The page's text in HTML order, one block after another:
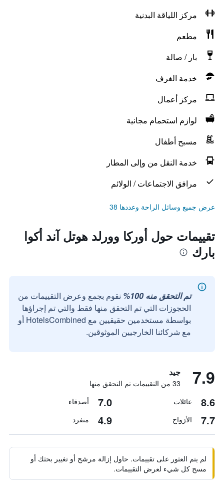
مركز اللياقة البدنية
مطعم
بار / صالة
خدمة الغرف
مركز أعمال
لوازم استحمام مجانية
مسبح أطفال
خدمة النقل من وإلى المطار
مرافق الاجتماعات / الولائم
عرض جميع وسائل الراحة وعددها 38
تقييمات حول أوركا وورلد هوتل آند أكوا
بارك
تم التحقق منه 100%
نقوم بجمع وعرض التقييمات من
الحجوزات التي تم التحقق منها فقط والتي تم إجراؤها
بواسطة مستخدمين حقيقيين مع HotelsCombined أو
مع شركائنا الخارجيين الموثوقين.
7.9 جيد
33 من التقييمات تم التحقق منها
8.6 عائلات 7.0 أصدقاء
7.7 الأزواج 4.9 منفرد
لم يتم العثور على تقييمات. حاول إزالة مرشح أو تغيير بحثك أو
مسح كل شيء لعرض التقييمات.